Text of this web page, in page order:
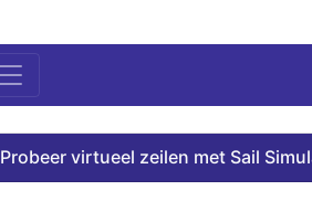
Probeer virtueel zeilen met Sail